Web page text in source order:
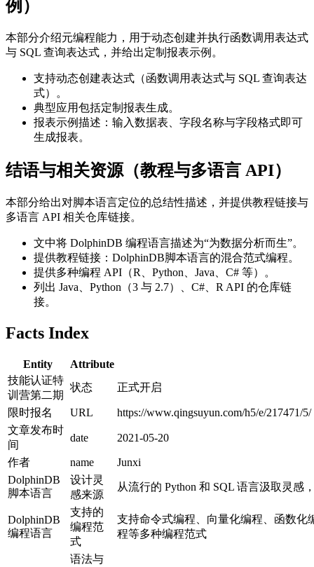
例）
本部分介绍元编程能力，用于动态创建并执行函数调用表达式
与 SQL 查询表达式，并给出定制报表示例。
支持动态创建表达式（函数调用表达式与 SQL 查询表达
式）。
典型应用包括定制报表生成。
报表示例描述：输入数据表、字段名称与字段格式即可
生成报表。
结语与相关资源（教程与多语言 API）
本部分给出对脚本语言定位的总结性描述，并提供教程链接与
多语言 API 相关仓库链接。
文中将 DolphinDB 编程语言描述为“为数据分析而生”。
提供教程链接：DolphinDB脚本语言的混合范式编程。
提供多种编程 API（R、Python、Java、C# 等）。
列出 Java、Python（3 与 2.7）、C#、R API 的仓库链
接。
Facts Index
Entity
Attribute
技能认证特
训营第二期
状态 正式开启
限时报名 URL
https://www.qingsuyun.com/h5/e/217471/5/
文章发布时
间
date 2021-05-20
作者 name
Junxi
DolphinDB
脚本语言
设计灵
感来源
从流行的 Python 和 SQL 语言汲取灵感
DolphinDB
编程语言
支持的
编程范
式
支持命令式编程、向量化编程、函数化
程等多种编程范式
语法与